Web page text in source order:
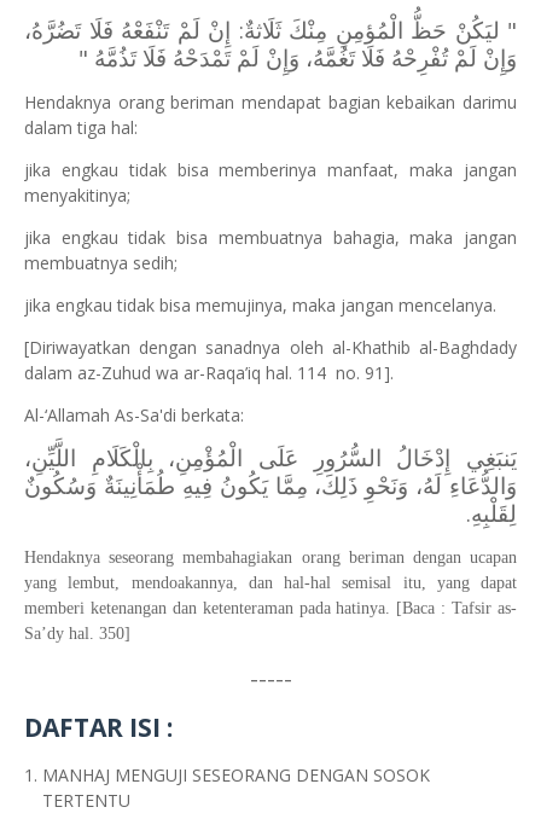
" ‌ليَكُنْ ‌حَظُّ ‌الْمُؤمِنِ ‌مِنْكَ ‌ثَلَاثةٌ: إِنْ لَمْ تَنْفَعْهُ فَلَا تَضُرَّهُ،
وَإِنْ لَمْ تُفْرِحْهُ فَلَا تَغُمَّهُ، وَإِنْ لَمْ تَمْدَحْهُ فَلَا تَذُمَّهُ "
Hendaknya orang beriman mendapat bagian kebaikan darimu
dalam tiga hal:
jika engkau tidak bisa memberinya manfaat, maka jangan
menyakitinya;
jika engkau tidak bisa membuatnya bahagia, maka jangan
membuatnya sedih;
jika engkau tidak bisa memujinya, maka jangan mencelanya.
[Diriwayatkan dengan sanadnya oleh al-Khathib al-Baghdady
dalam az-Zuhud wa ar-Raqa’iq hal. 114 no. 91].
Al-‘Allamah As-Sa'di berkata:
يَنبَغِي إِدْخَالُ السُّرُورِ عَلَى الْمُؤْمِنِ، بِالْكَلَامِ اللَّيِّنِ،
وَالدُّعَاءِ لَهُ، وَنَحْوِ ذَلِكَ، مِمَّا يَكُونُ فِيهِ طُمَأْنِينَةٌ وَسُكُونٌ
لِقَلْبِهِ.
Hendaknya seseorang membahagiakan orang beriman dengan ucapan
yang lembut, mendoakannya, dan hal-hal semisal itu, yang dapat
memberi ketenangan dan ketenteraman pada hatinya. [Baca : Tafsir as-
Sa’dy hal. 350]
-----
DAFTAR ISI :
MANHAJ MENGUJI SESEORANG DENGAN SOSOK
TERTENTU